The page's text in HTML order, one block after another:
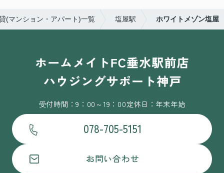
(マンション・アパート)一覧 塩屋駅 ホワイトメゾン塩屋
受付時間：9：00～19：00定休日：年末年始
078-705-5151
お問い合わせ